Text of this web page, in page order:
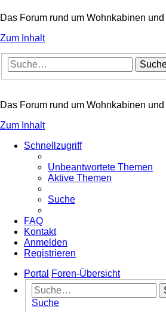
Das Forum rund um Wohnkabinen
Zum Inhalt
Das Forum rund um Wohnkabinen
Zum Inhalt
Schnellzugriff
Unbeantwortete Themen
Aktive Themen
Suche
FAQ
Kontakt
Anmelden
Registrieren
Portal
Foren-Übersicht
Suche